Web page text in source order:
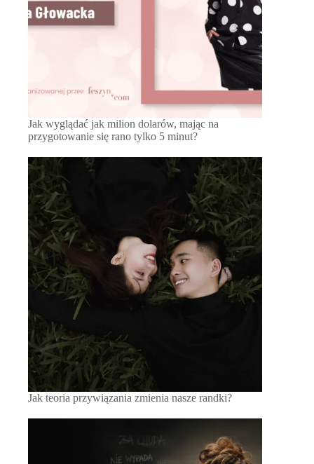
Jak wyglądać jak milion dolarów, mając na
przygotowanie się rano tylko 5 minut?
Jak teoria przywiązania zmienia nasze randki?